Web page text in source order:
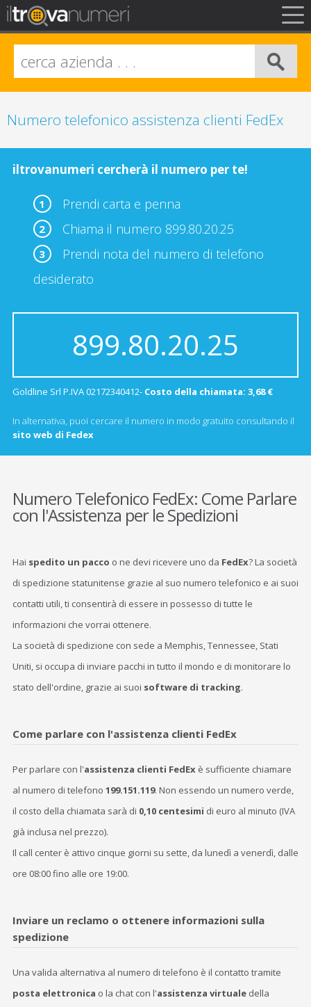
FAQ
Privacy
Info Legali
Numero telefonico assistenza clienti FedEx
iltrovanumeri cercherà il numero per te!
1 Prendi carta e penna
2 Chiama il numero 899.80.20.25
3
Prendi nota del numero di telefono
desiderato
899.80.20.25
Goldline Srl P.IVA 02172340412- Costo della chiamata: 3,68 €
In alternativa, puoi cercare il numero in modo gratuito consultando il
sito web di Fedex
Numero Telefonico FedEx: Come Parlare
con l'Assistenza per le Spedizioni
Hai spedito un pacco o ne devi ricevere uno da FedEx? La società
di spedizione statunitense grazie al suo numero telefonico e ai suoi
contatti utili, ti consentirà di essere in possesso di tutte le
informazioni che vorrai ottenere.
La società di spedizione con sede a Memphis, Tennessee, Stati
Uniti, si occupa di inviare pacchi in tutto il mondo e di monitorare lo
stato dell'ordine, grazie ai suoi software di tracking.
Come parlare con l'assistenza clienti FedEx
Per parlare con l'assistenza clienti FedExè sufficiente chiamare
al numero di telefono 199.151.119. Non essendo un numero verde,
il costo della chiamata sarà di 0,10 centesimi di euro al minuto (IVA
già inclusa nel prezzo).
Il call center è attivo cinque giorni su sette, da lunedì a venerdì, dalle
ore 08:00 fino alle ore 19:00.
Inviare un reclamo o ottenere informazioni sulla
spedizione
Una valida alternativa al numero di telefono è il contatto tramite
posta elettronica o la chat con l'assistenza virtualedella